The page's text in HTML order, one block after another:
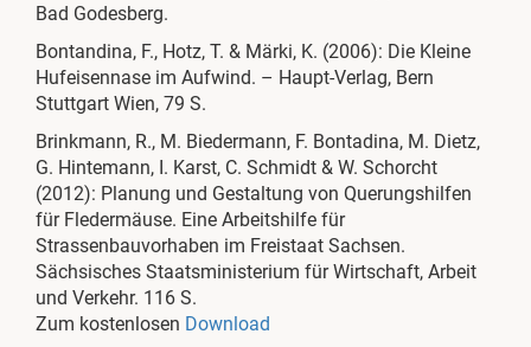
Bad Godesberg.
Bontandina, F., Hotz, T. & Märki, K. (2006): Die Kleine
Hufeisennase im Aufwind. – Haupt-Verlag, Bern
Stuttgart Wien, 79 S.
Brinkmann, R., M. Biedermann, F. Bontadina, M. Dietz,
G. Hintemann, I. Karst, C. Schmidt & W. Schorcht
(2012): Planung und Gestaltung von Querungshilfen
für Fledermäuse. Eine Arbeitshilfe für
Strassenbauvorhaben im Freistaat Sachsen.
Sächsisches Staatsministerium für Wirtschaft, Arbeit
und Verkehr. 116 S.
Zum kostenlosen Download